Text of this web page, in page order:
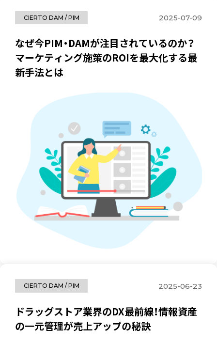
CIERTO DAM / PIM 2025-07-09
なぜ今PIM・DAMが注目されているのか？
マーケティング施策のROIを最大化する最
新手法とは
CIERTO DAM / PIM 2025-06-23
ドラッグストア業界のDX最前線！情報資産
の一元管理が売上アップの秘訣